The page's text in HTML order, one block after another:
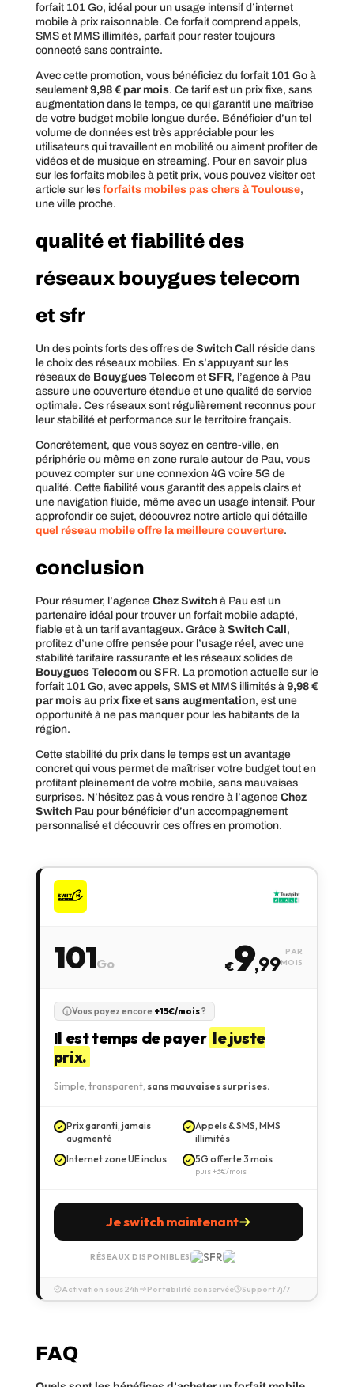
forfait 101 Go, idéal pour un usage intensif d’internet
mobile à prix raisonnable. Ce forfait comprend appels,
SMS et MMS illimités, parfait pour rester toujours
connecté sans contrainte.
Avec cette promotion, vous bénéficiez du forfait 101 Go à
seulement 9,98 € par mois. Ce tarif est un prix fixe, sans
augmentation dans le temps, ce qui garantit une maîtrise
de votre budget mobile longue durée. Bénéficier d’un tel
volume de données est très appréciable pour les
utilisateurs qui travaillent en mobilité ou aiment profiter de
vidéos et de musique en streaming. Pour en savoir plus
sur les forfaits mobiles à petit prix, vous pouvez visiter cet
article sur les forfaits mobiles pas chers à Toulouse,
une ville proche.
qualité et fiabilité des
réseaux bouygues telecom
et sfr
Un des points forts des offres de Switch Call réside dans
le choix des réseaux mobiles. En s’appuyant sur les
réseaux de Bouygues Telecomet SFR, l’agence à Pau
assure une couverture étendue et une qualité de service
optimale. Ces réseaux sont régulièrement reconnus pour
leur stabilité et performance sur le territoire français.
Concrètement, que vous soyez en centre-ville, en
périphérie ou même en zone rurale autour de Pau, vous
pouvez compter sur une connexion 4G voire 5G de
qualité. Cette fiabilité vous garantit des appels clairs et
une navigation fluide, même avec un usage intensif. Pour
approfondir ce sujet, découvrez notre article qui détaille
quel réseau mobile offre la meilleure couverture.
conclusion
Pour résumer, l’agence Chez Switchà Pau est un
partenaire idéal pour trouver un forfait mobile adapté,
fiable et à un tarif avantageux. Grâce à Switch Call,
profitez d’une offre pensée pour l’usage réel, avec une
stabilité tarifaire rassurante et les réseaux solides de
Bouygues Telecomou SFR. La promotion actuelle sur le
forfait 101 Go, avec appels, SMS et MMS illimités à 9,98 €
par moisau prix fixeet sans augmentation, est une
opportunité à ne pas manquer pour les habitants de la
région.
Cette stabilité du prix dans le temps est un avantage
concret qui vous permet de maîtriser votre budget tout en
profitant pleinement de votre mobile, sans mauvaises
surprises. N’hésitez pas à vous rendre à l’agence Chez
SwitchPau pour bénéficier d’un accompagnement
personnalisé et découvrir ces offres en promotion.
101Go €9,99
PAR
MOIS
Vous payez encore +15€/mois?
Il est temps de payer le juste
prix.
Simple, transparent, sans mauvaises surprises.
Prix garanti, jamais
augmenté
Appels & SMS, MMS
illimités
Internet zone UE inclus
5G offerte 3 mois
puis +3€/mois
Je switch maintenant
RÉSEAUX DISPONIBLES
Activation sous 24h Portabilité conservée Support 7j/7
FAQ